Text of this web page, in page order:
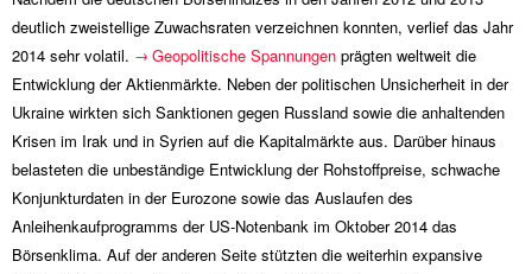
deutlich zweistellige Zuwachsraten verzeichnen konnten, verlief das Jahr
2014 sehr volatil.
Geopolitische Spannungen prägten weltweit die
Entwicklung der Aktienmärkte. Neben der politischen Unsicherheit in der
Ukraine wirkten sich Sanktionen gegen Russland sowie die anhaltenden
Krisen im Irak und in Syrien auf die Kapitalmärkte aus. Darüber hinaus
belasteten die unbeständige Entwicklung der Rohstoffpreise, schwache
Konjunkturdaten in der Eurozone sowie das Auslaufen des
Anleihenkaufprogramms der US-Notenbank im Oktober 2014 das
Börsenklima. Auf der anderen Seite stützten die weiterhin expansive